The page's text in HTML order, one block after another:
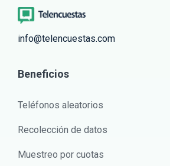
info@telencuestas.com
Beneficios
Teléfonos aleatorios
Recolección de datos
Muestreo por cuotas